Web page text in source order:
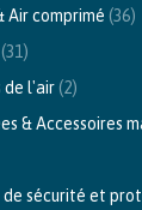
Air comprimé (36)
(31)
de l'air(2)
& Accessoires
de sécurité et